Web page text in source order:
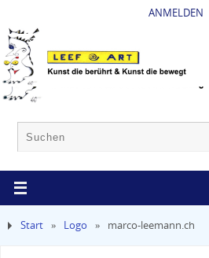
ANMELDEN
Start » Logo » marco-leemann.ch